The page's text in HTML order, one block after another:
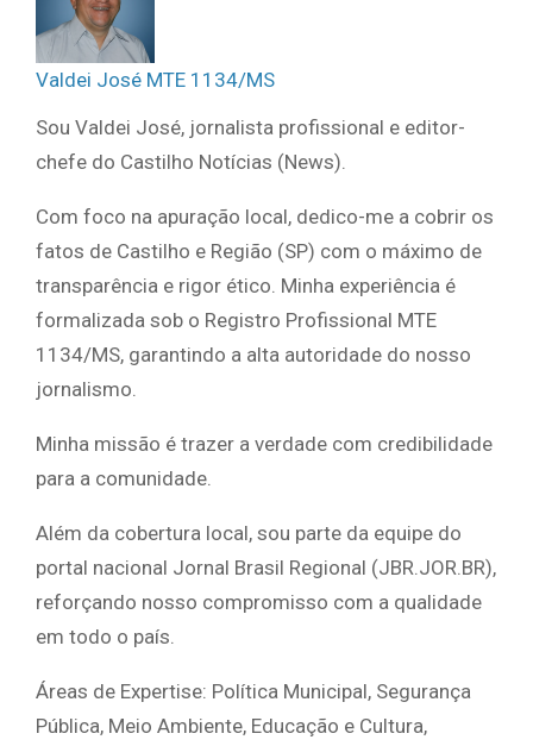
Valdei José MTE 1134/MS
Sou Valdei José, jornalista profissional e editor-
chefe do Castilho Notícias (News).
Com foco na apuração local, dedico-me a cobrir os
fatos de Castilho e Região (SP) com o máximo de
transparência e rigor ético. Minha experiência é
formalizada sob o Registro Profissional MTE
1134/MS, garantindo a alta autoridade do nosso
jornalismo.
Minha missão é trazer a verdade com credibilidade
para a comunidade.
Além da cobertura local, sou parte da equipe do
portal nacional Jornal Brasil Regional (JBR.JOR.BR),
reforçando nosso compromisso com a qualidade
em todo o país.
Áreas de Expertise: Política Municipal, Segurança
Pública, Meio Ambiente, Educação e Cultura,